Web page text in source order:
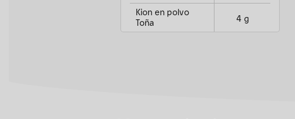
Kion en polvo
Toña
4 g